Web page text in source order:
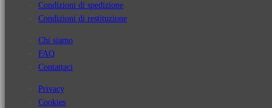
Condizioni di spedizione
Condizioni di restituzione
Chi siamo
FAQ
Contattaci
Privacy
Cookies